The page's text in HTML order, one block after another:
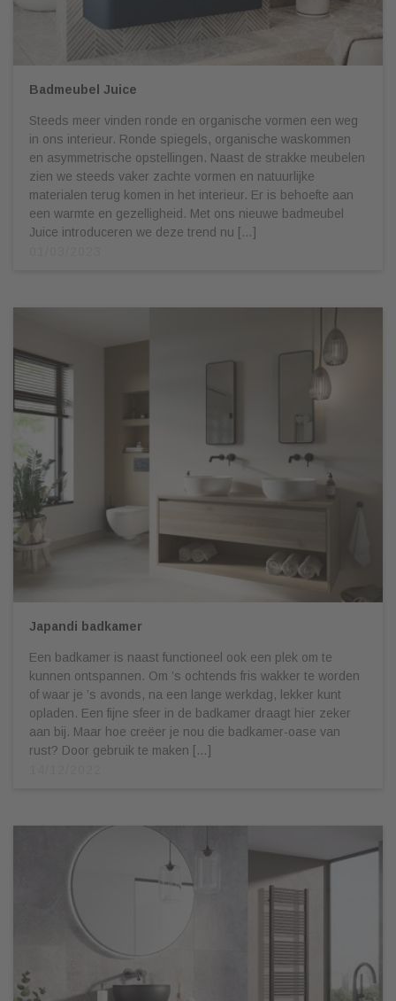
Badmeubel Juice
Steeds meer vinden ronde en organische vormen een weg
in ons interieur. Ronde spiegels, organische waskommen
en asymmetrische opstellingen. Naast de strakke meubelen
zien we steeds vaker zachte vormen en natuurlijke
materialen terug komen in het interieur. Er is behoefte aan
een warmte en gezelligheid. Met ons nieuwe badmeubel
Juice introduceren we deze trend nu […]
Japandi badkamer
Een badkamer is naast functioneel ook een plek om te
kunnen ontspannen. Om ’s ochtends fris wakker te worden
of waar je ’s avonds, na een lange werkdag, lekker kunt
opladen. Een fijne sfeer in de badkamer draagt hier zeker
aan bij. Maar hoe creëer je nou die badkamer-oase van
rust? Door gebruik te maken […]